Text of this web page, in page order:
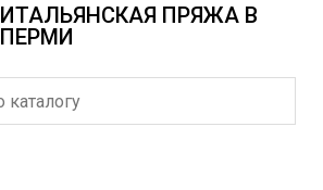
ИТАЛЬЯНСКАЯ ПРЯЖА В
ПЕРМИ